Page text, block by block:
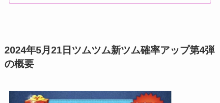
2024年5月21日ツムツム新ツム確率アップ第4弾
の概要